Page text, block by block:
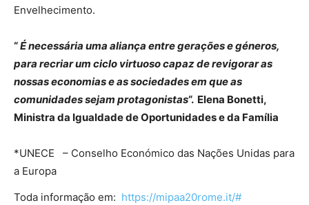
Envelhecimento.
“É necessária uma aliança entre gerações e géneros,
para recriar um ciclo virtuoso capaz de revigorar as
nossas economias e as sociedades em que as
comunidades sejam protagonistas“. Elena Bonetti,
Ministra da Igualdade de Oportunidades e da Família
*UNECE – Conselho Económico das Nações Unidas para
a Europa
Toda informação em: https://mipaa20rome.it/#